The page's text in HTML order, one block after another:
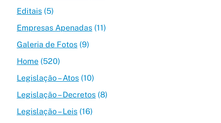
Editais(5)
Empresas Apenadas(11)
Galeria de Fotos(9)
Home(520)
Legislação – Atos(10)
Legislação – Decretos(8)
Legislação – Leis(16)